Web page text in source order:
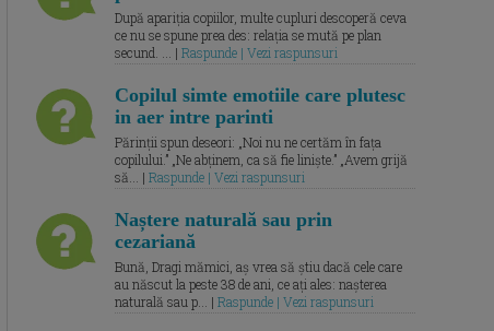
După apariția copiilor, multe cupluri descoperă ceva
ce nu se spune prea des: relația se mută pe plan
secund. ... | Raspunde | Vezi raspunsuri
Copilul simte emotiile care plutesc
in aer intre parinti
Părinții spun deseori: „Noi nu ne certăm în fața
copilului.” „Ne abținem, ca să fie liniște.” „Avem grijă
să... | Raspunde | Vezi raspunsuri
Naștere naturală sau prin
cezariană
Bună, Dragi mămici, aș vrea să știu dacă cele care
au născut la peste 38 de ani, ce ați ales: nașterea
naturală sau p... | Raspunde | Vezi raspunsuri